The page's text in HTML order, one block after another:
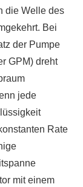
die Welle des
Bei
der Pumpe
GPM) dreht
jede
Rate
mit einem